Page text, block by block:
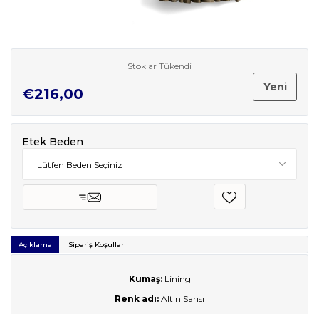
Stoklar Tükendi
€216,00 Yeni
Etek Beden
Açıklama Sipariş Koşulları
Kumaş:Lining
Renk adı: Altın Sarısı